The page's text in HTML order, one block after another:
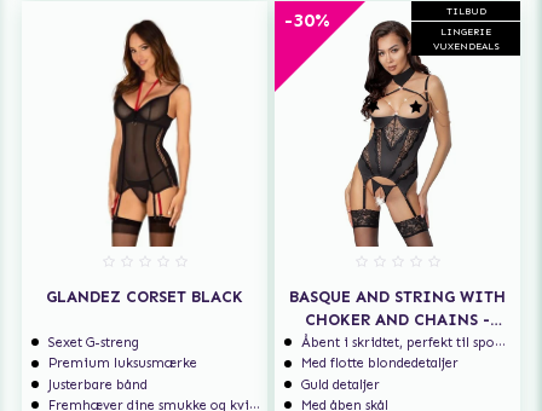
GLANDEZ CORSET BLACK
Sexet G-streng
Premium luksusmærke
Justerbare bånd
Fremhæver dine smukke og kvindelige former
TILBUD
LINGERIE
VUXENDEALS
-30%
BASQUE AND STRING WITH
CHOKER AND CHAINS -
BLACK
Åbent i skridtet, perfekt til spontan sex
Med flotte blondedetaljer
Guld detaljer
Med åben skål